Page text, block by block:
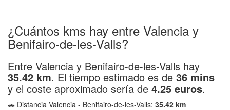
¿Cuántos kms hay entre Valencia y
Benifairo-de-les-Valls?
Entre Valencia y Benifairo-de-les-Valls hay
35.42 km. El tiempo estimado es de 36 mins
y el coste aproximado sería de 4.25 euros.
🚗 Distancia Valencia - Benifairo-de-les-Valls: 35.42 km